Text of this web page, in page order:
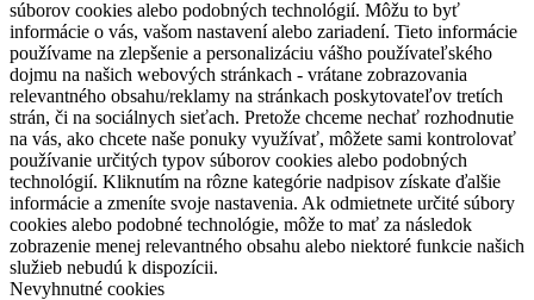
súborov cookies alebo podobných technológií. Môžu to byť
informácie o vás, vašom nastavení alebo zariadení. Tieto informácie
používame na zlepšenie a personalizáciu vášho používateľského
dojmu na našich webových stránkach - vrátane zobrazovania
relevantného obsahu/reklamy na stránkach poskytovateľov tretích
strán, či na sociálnych sieťach. Pretože chceme nechať rozhodnutie
na vás, ako chcete naše ponuky využívať, môžete sami kontrolovať
používanie určitých typov súborov cookies alebo podobných
technológií. Kliknutím na rôzne kategórie nadpisov získate ďalšie
informácie a zmeníte svoje nastavenia. Ak odmietnete určité súbory
cookies alebo podobné technológie, môže to mať za následok
zobrazenie menej relevantného obsahu alebo niektoré funkcie našich
služieb nebudú k dispozícii.
Nevyhnutné cookies